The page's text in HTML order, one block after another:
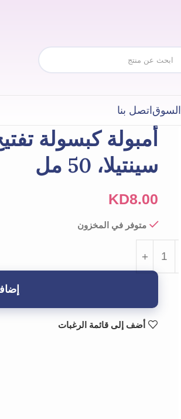
السوقاتصل بنا
أمبولة كبسولة
سينتيلا، 50 مل
KD8.00
متوفر في المخزون
أضف إلى قائمة الرغبات